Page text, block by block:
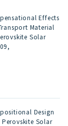
Effects
Material
Solar
,
Design
Solar